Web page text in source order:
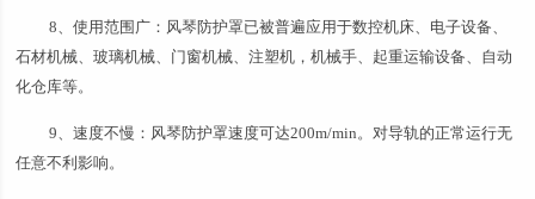
8、使用范围广：风琴防护罩已被普遍应用于数控机床、电子设备、
石材机械、玻璃机械、门窗机械、注塑机，机械手、起重运输设备、自动
化仓库等。
9、速度不慢：风琴防护罩速度可达200m/min。对导轨的正常运行无
任意不利影响。